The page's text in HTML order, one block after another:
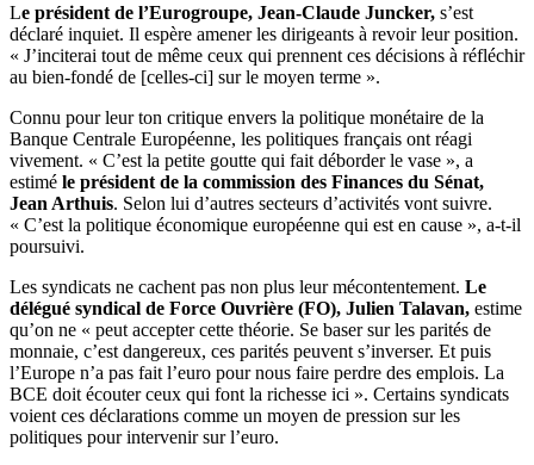
Le président de l’Eurogroupe, Jean-Claude Juncker, s’est
déclaré inquiet. Il espère amener les dirigeants à revoir leur position.
« J’inciterai tout de même ceux qui prennent ces décisions à réfléchir
au bien-fondé de [celles-ci] sur le moyen terme ».
Connu pour leur ton critique envers la politique monétaire de la
Banque Centrale Européenne, les politiques français ont réagi
vivement. « C’est la petite goutte qui fait déborder le vase », a
estimé le président de la commission des Finances du Sénat,
Jean Arthuis. Selon lui d’autres secteurs d’activités vont suivre.
« C’est la politique économique européenne qui est en cause », a-t-il
poursuivi.
Les syndicats ne cachent pas non plus leur mécontentement. Le
délégué syndical de Force Ouvrière (FO), Julien Talavan, estime
qu’on ne « peut accepter cette théorie. Se baser sur les parités de
monnaie, c’est dangereux, ces parités peuvent s’inverser. Et puis
l’Europe n’a pas fait l’euro pour nous faire perdre des emplois. La
BCE doit écouter ceux qui font la richesse ici ». Certains syndicats
voient ces déclarations comme un moyen de pression sur les
politiques pour intervenir sur l’euro.